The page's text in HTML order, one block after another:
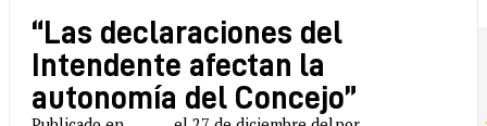
“Las declaraciones del
Intendente afectan la
autonomía del Concejo”